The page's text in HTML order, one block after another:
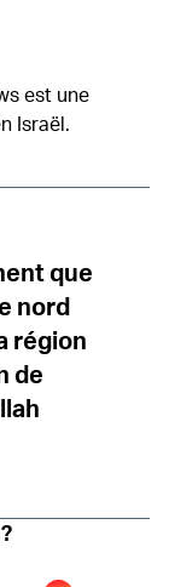
est une
Israël.
que
nord
région
de